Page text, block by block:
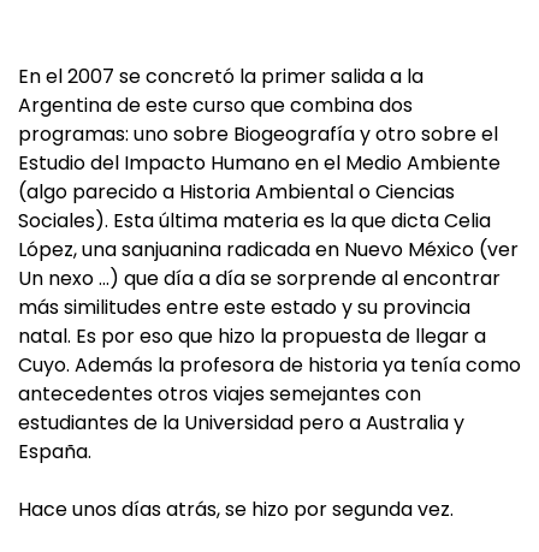
En el 2007 se concretó la primer salida a la
Argentina de este curso que combina dos
programas: uno sobre Biogeografía y otro sobre el
Estudio del Impacto Humano en el Medio Ambiente
(algo parecido a Historia Ambiental o Ciencias
Sociales). Esta última materia es la que dicta Celia
López, una sanjuanina radicada en Nuevo México (ver
Un nexo …) que día a día se sorprende al encontrar
más similitudes entre este estado y su provincia
natal. Es por eso que hizo la propuesta de llegar a
Cuyo. Además la profesora de historia ya tenía como
antecedentes otros viajes semejantes con
estudiantes de la Universidad pero a Australia y
España.
Hace unos días atrás, se hizo por segunda vez.